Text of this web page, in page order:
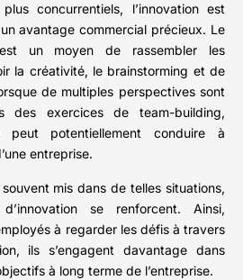
concurrentiels, l’innovation est
avantage commercial précieux. Le
un moyen de rassembler les
la créativité, le brainstorming et de
de multiples perspectives sont
des exercices de team-building,
peut potentiellement conduire à
entreprise.
mis dans de telles situations,
se renforcent. Ainsi,
à regarder les défis à travers
ils s’engagent davantage dans
à long terme de l’entreprise.